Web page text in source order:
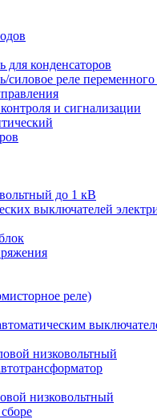
для конденсаторов
силовое реле
и сигнализации
до 1 кВ
выключателей
реле)
низковольтный
низковольтный